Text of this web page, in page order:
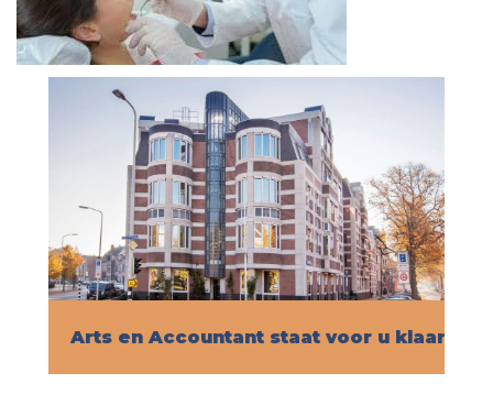
Arts en Accountant staat voor u klaar!